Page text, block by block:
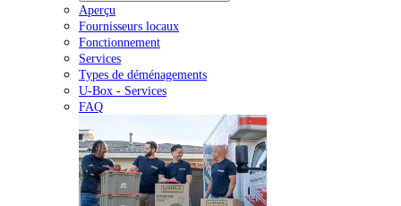
Aperçu
Fournisseurs locaux
Fonctionnement
Services
Types de déménagements
U-Box - Services
FAQ